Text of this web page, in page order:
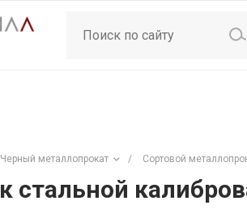
Черный металлопрокат / Сортовой
стальной